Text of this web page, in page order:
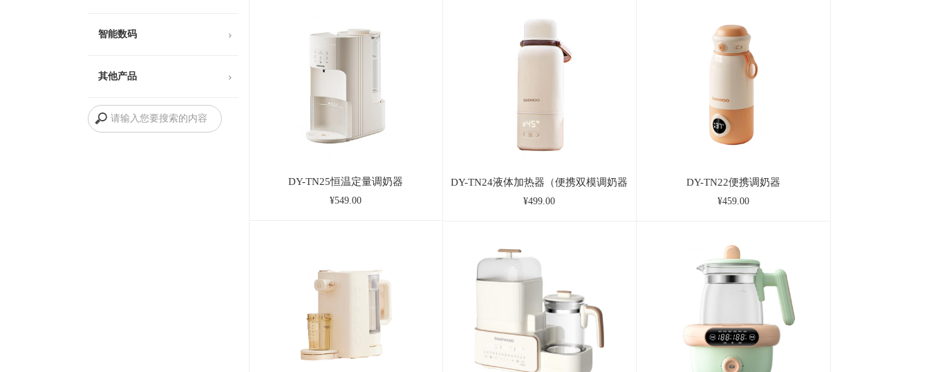
智能数码
其他产品
DY-TN25恒温定量调奶器
¥549.00
DY-TN24液体加热器（便携双模调奶器
¥499.00
DY-TN22便携调奶器
¥459.00